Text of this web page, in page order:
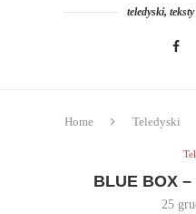
teledyski,
Home Teledyski
BLUE BOX
25